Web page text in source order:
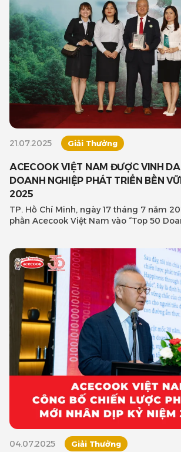
21.07.2025 Giải Thưởng
ACECOOK VIỆT NAM ĐƯỢC VINH
DOANH NGHIỆP PHÁT TRIỂN BỀN
2025
TP. Hồ Chí Minh, ngày 17 tháng 7 năm
phần Acecook Việt Nam vào “Top 50
04.07.2025 Giải Thưởng